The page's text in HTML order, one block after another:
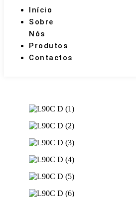
Início
Sobre
Nós
Produtos
Contactos